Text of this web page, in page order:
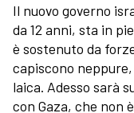
Il nuovo governo
da 12 anni, sta in
è sostenuto da
capiscono
laica. Adesso sarà
con Gaza, che non